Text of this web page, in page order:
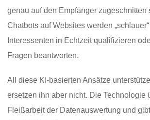
genau auf den Empfänger zugeschnitten
Chatbots auf Websites werden
Interessenten in Echtzeit qualifizieren
Fragen beantworten.
All diese KI-basierten Ansätze
ersetzen ihn aber nicht. Die Technologie
Fleißarbeit der Datenauswertung und